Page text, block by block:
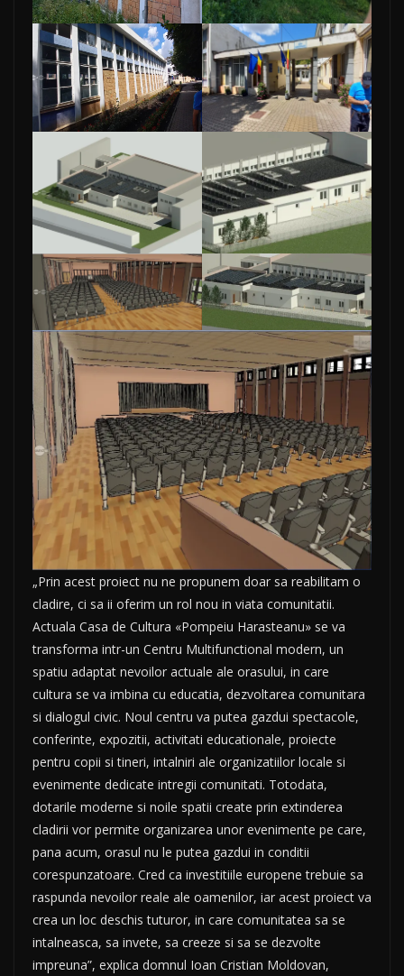
„Prin acest proiect nu ne propunem doar sa reabilitam o
cladire, ci sa ii oferim un rol nou in viata comunitatii.
Actuala Casa de Cultura «Pompeiu Harasteanu» se va
transforma intr-un Centru Multifunctional modern, un
spatiu adaptat nevoilor actuale ale orasului, in care
cultura se va imbina cu educatia, dezvoltarea comunitara
si dialogul civic. Noul centru va putea gazdui spectacole,
conferinte, expozitii, activitati educationale, proiecte
pentru copii si tineri, intalniri ale organizatiilor locale si
evenimente dedicate intregii comunitati. Totodata,
dotarile moderne si noile spatii create prin extinderea
cladirii vor permite organizarea unor evenimente pe care,
pana acum, orasul nu le putea gazdui in conditii
corespunzatoare. Cred ca investitiile europene trebuie sa
raspunda nevoilor reale ale oamenilor, iar acest proiect va
crea un loc deschis tuturor, in care comunitatea sa se
intalneasca, sa invete, sa creeze si sa se dezvolte
impreuna”, explica domnul Ioan Cristian Moldovan,